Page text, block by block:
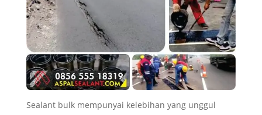
Sealant bulk mempunyai kelebihan yang unggul